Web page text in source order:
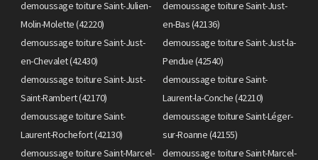
demoussage toiture Saint-Julien-
Molin-Molette (42220)
demoussage toiture Saint-Just-
en-Bas (42136)
demoussage toiture Saint-Just-
en-Chevalet (42430)
demoussage toiture Saint-Just-la-
Pendue (42540)
demoussage toiture Saint-Just-
Saint-Rambert (42170)
demoussage toiture Saint-
Laurent-la-Conche (42210)
demoussage toiture Saint-
Laurent-Rochefort (42130)
demoussage toiture Saint-Léger-
sur-Roanne (42155)
demoussage toiture Saint-Marcel-
demoussage toiture Saint-Marcel-